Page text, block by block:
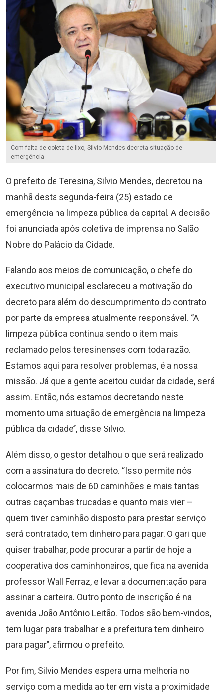
Com falta de coleta de lixo, Silvio Mendes decreta situação de
emergência
O prefeito de Teresina, Silvio Mendes, decretou na
manhã desta segunda-feira (25) estado de
emergência na limpeza pública da capital. A decisão
foi anunciada após coletiva de imprensa no Salão
Nobre do Palácio da Cidade.
Falando aos meios de comunicação, o chefe do
executivo municipal esclareceu a motivação do
decreto para além do descumprimento do contrato
por parte da empresa atualmente responsável. ‘’A
limpeza pública continua sendo o item mais
reclamado pelos teresinenses com toda razão.
Estamos aqui para resolver problemas, é a nossa
missão. Já que a gente aceitou cuidar da cidade, será
assim. Então, nós estamos decretando neste
momento uma situação de emergência na limpeza
pública da cidade’’, disse Silvio.
Além disso, o gestor detalhou o que será realizado
com a assinatura do decreto. ‘’Isso permite nós
colocarmos mais de 60 caminhões e mais tantas
outras caçambas trucadas e quanto mais vier –
quem tiver caminhão disposto para prestar serviço
será contratado, tem dinheiro para pagar. O gari que
quiser trabalhar, pode procurar a partir de hoje a
cooperativa dos caminhoneiros, que fica na avenida
professor Wall Ferraz, e levar a documentação para
assinar a carteira. Outro ponto de inscrição é na
avenida João Antônio Leitão. Todos são bem-vindos,
tem lugar para trabalhar e a prefeitura tem dinheiro
para pagar’’, afirmou o prefeito.
Por fim, Silvio Mendes espera uma melhoria no
serviço com a medida ao ter em vista a proximidade